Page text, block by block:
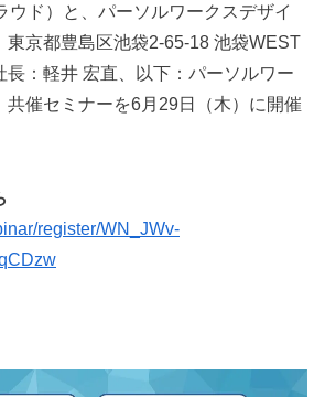
ウド）と、パーソルワークスデザイ
東京都豊島区池袋2-65-18 池袋WEST
長：軽井 宏直、以下：パーソルワー
共催セミナーを6月29日（木）に開催
register/WN_JWv-